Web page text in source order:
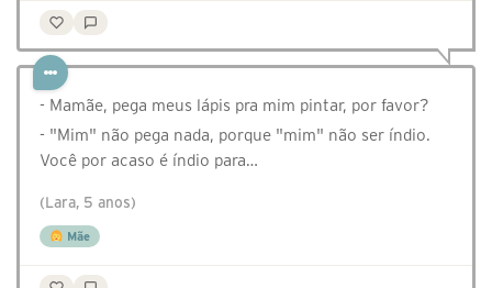
- Mamãe, pega meus lápis pra mim pintar, por favor?
- "Mim" não pega nada, porque "mim" não ser índio.
Você por acaso é índio para…
(Lara, 5 anos)
Mãe